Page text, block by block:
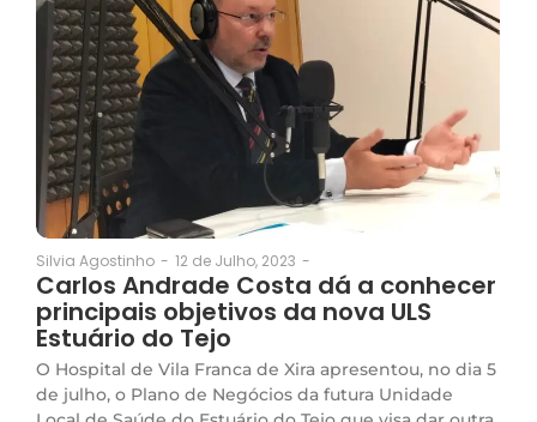
Silvia Agostinho - 12 de Julho, 2023 -
Carlos Andrade Costa dá a conhecer
principais objetivos da nova ULS
Estuário do Tejo
O Hospital de Vila Franca de Xira apresentou, no dia 5
de julho, o Plano de Negócios da futura Unidade